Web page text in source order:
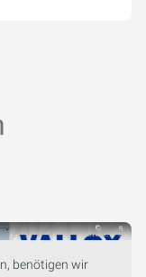
benötigen wir